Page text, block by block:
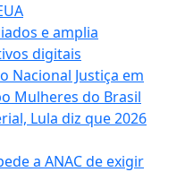
e amplia
digitais
Nacional Justiça em
Mulheres do Brasil
Lula diz que 2026
a ANAC de exigir